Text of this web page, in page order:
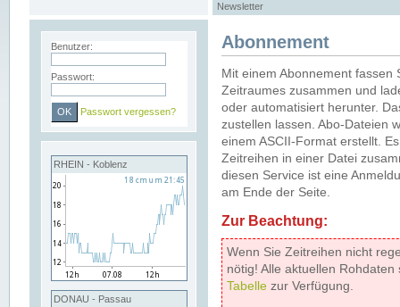
Newsletter
Benutzer:
Passwort:
Passwort vergessen?
RHEIN - Koblenz
DONAU - Passau
Abonnement
Mit einem Abonnement
Zeitraumes zusammen und
oder automatisiert herunter.
zustellen lassen. Abo-Dateien
einem ASCII-Format erstellt.
Zeitreihen in einer Datei
diesen Service ist eine
am Ende der Seite.
Zur Beachtung:
Wenn Sie Zeitreihen nicht
nötig! Alle aktuellen
Tabelle zur Verfügung.